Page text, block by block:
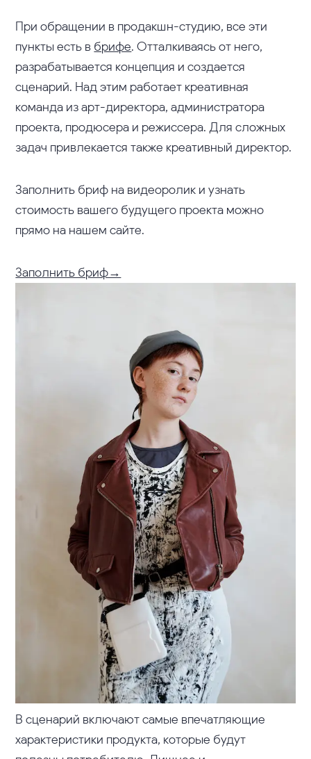
При обращении в продакшн-студию, все эти
пункты есть в брифе. Отталкиваясь от него,
разрабатывается концепция и создается
сценарий. Над этим работает креативная
команда из арт-директора, администратора
проекта, продюсера и режиссера. Для сложных
задач привлекается также креативный директор.
Заполнить бриф на видеоролик и узнать
стоимость вашего будущего проекта можно
прямо на нашем сайте.
Заполнить бриф→
В сценарий включают самые впечатляющие
характеристики продукта, которые будут